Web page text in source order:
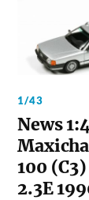
1/43
News
100
2.3E